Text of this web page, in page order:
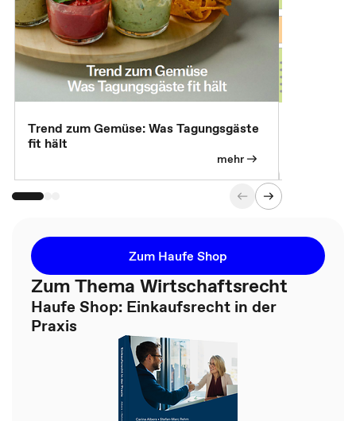
Trend zum Gemüse: Was Tagungsgäste
fit hält
mehr
Zum Haufe Shop
Zum Thema Wirtschaftsrecht
Haufe Shop: Einkaufsrecht in der
Praxis